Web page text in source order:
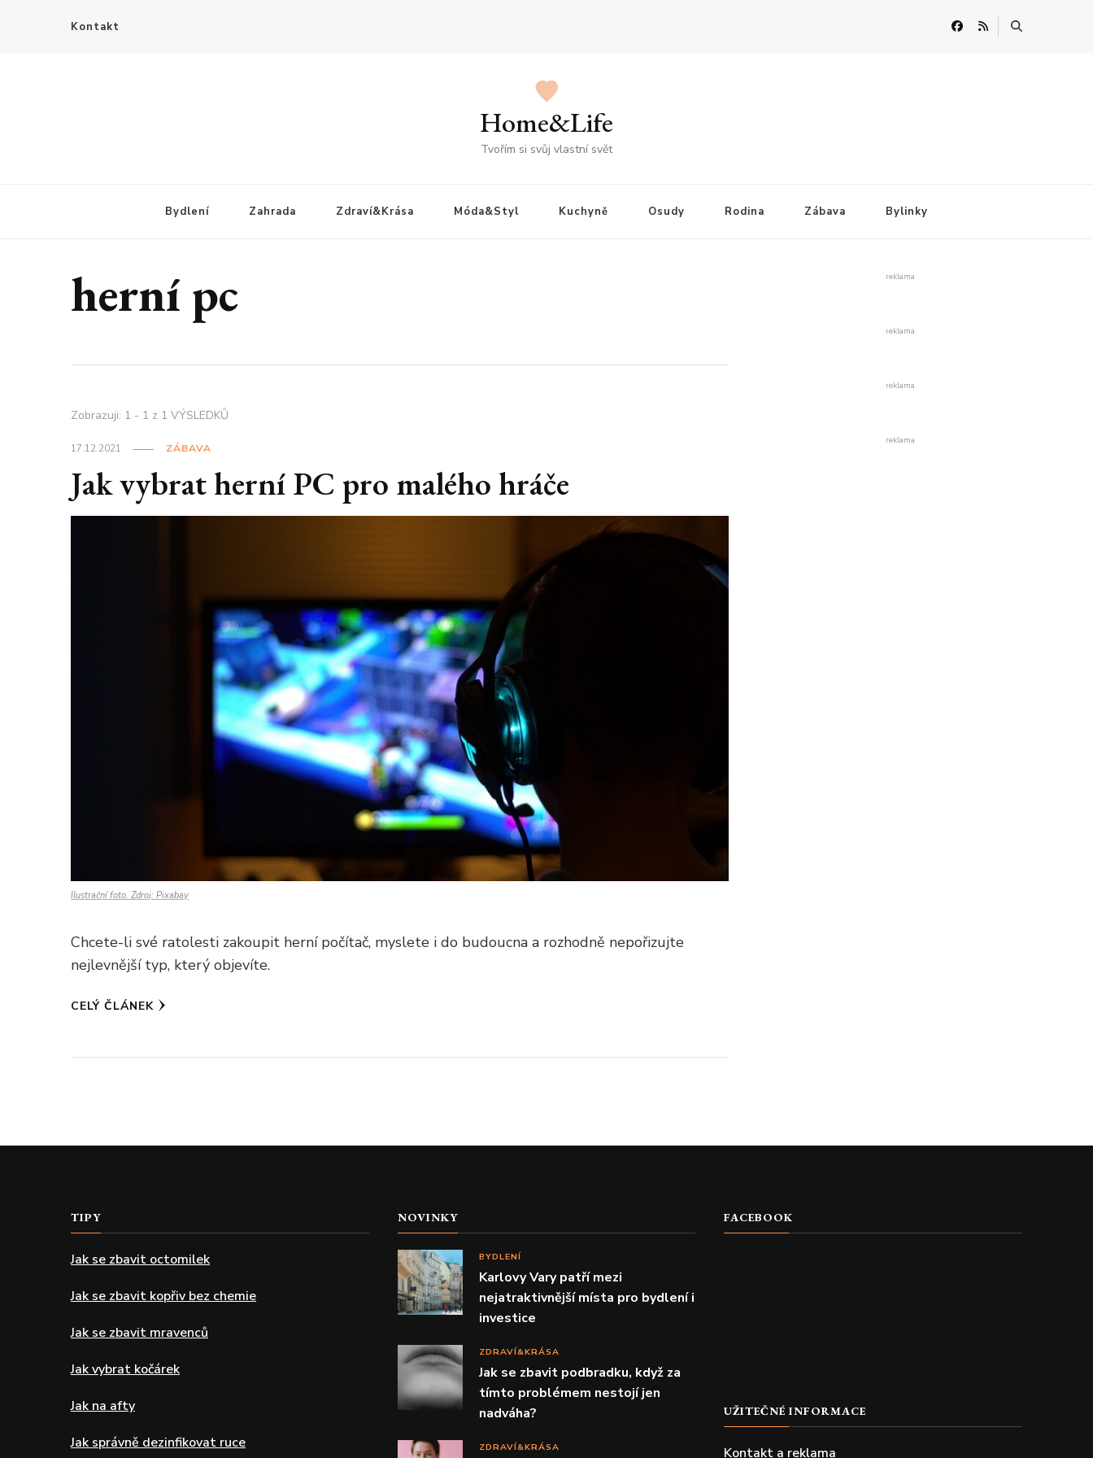
Kontakt
Home&Life
Tvořím si svůj vlastní svět
Bydlení Zahrada Zdraví&Krása Móda&Styl Kuchyně Osudy Rodina Zábava Bylinky
herní pc
Zobrazuji: 1 - 1 z 1 VÝSLEDKŮ
17.12.2021 ZÁBAVA
Jak vybrat herní PC pro malého hráče
Ilustrační foto. Zdroj: Pixabay
Chcete-li své ratolesti zakoupit herní počítač, myslete i do budoucna a rozhodně nepořizujte
nejlevnější typ, který objevíte.
CELÝ ČLÁNEK
reklama
reklama
reklama
reklama
TIPY
Jak se zbavit octomilek
Jak se zbavit kopřiv bez chemie
Jak se zbavit mravenců
Jak vybrat kočárek
Jak na afty
Jak správně dezinfikovat ruce
NOVINKY
BYDLENÍ
Karlovy Vary patří mezi
nejatraktivnější místa pro bydlení i
investice
ZDRAVÍ&KRÁSA
Jak se zbavit podbradku, když za
tímto problémem nestojí jen
nadváha?
ZDRAVÍ&KRÁSA
FACEBOOK
UŽITEČNÉ INFORMACE
Kontakt a reklama